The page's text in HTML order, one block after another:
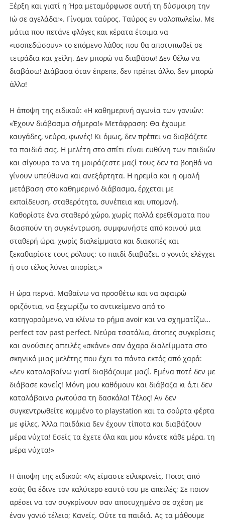
Ξέρξη και γιατί η Ήρα μεταμόρφωσε αυτή τη δύσμοιρη την
Ιώ σε αγελάδα;». Γίνομαι ταύρος. Ταύρος εν υαλοπωλείω. Με
μάτια που πετάνε φλόγες και κέρατα έτοιμα να
«ισοπεδώσουν» το επόμενο λάθος που θα αποτυπωθεί σε
τετράδια και χείλη. Δεν μπορώ να διαβάσω! Δεν θέλω να
διαβάσω! Διάβασα όταν έπρεπε, δεν πρέπει άλλο, δεν μπορώ
άλλο!
Η άποψη της ειδικού: «Η καθημερινή αγωνία των γονιών:
«Έχουν διάβασμα σήμερα!» Μετάφραση: Θα έχουμε
καυγάδες, νεύρα, φωνές! Κι όμως, δεν πρέπει να διαβάζετε
τα παιδιά σας. Η μελέτη στο σπίτι είναι ευθύνη των παιδιών
και σίγουρα το να τη μοιράζεστε μαζί τους δεν τα βοηθά να
γίνουν υπεύθυνα και ανεξάρτητα. Η ηρεμία και η ομαλή
μετάβαση στο καθημερινό διάβασμα, έρχεται με
εκπαίδευση, σταθερότητα, συνέπεια και υπομονή.
Καθορίστε ένα σταθερό χώρο, χωρίς πολλά ερεθίσματα που
διασπούν τη συγκέντρωση, συμφωνήστε από κοινού μια
σταθερή ώρα, χωρίς διαλείμματα και διακοπές και
ξεκαθαρίστε τους ρόλους: το παιδί διαβάζει, ο γονιός ελέγχει
ή στο τέλος λύνει απορίες.»
Η ώρα περνά. Μαθαίνω να προσθέτω και να αφαιρώ
οριζόντια, να ξεχωρίζω το αντικείμενο από το
κατηγορούμενο, να κλίνω το ρήμα avoir και να σχηματίζω…
perfect τον past perfect. Νεύρα τσατάλια, άτοπες συγκρίσεις
και ανούσιες απειλές «σκάνε» σαν άχαρα διαλείμματα στο
σκηνικό μιας μελέτης που έχει τα πάντα εκτός από χαρά:
«Δεν καταλαβαίνω γιατί διαβάζουμε μαζί. Εμένα ποτέ δεν με
διάβασε κανείς! Μόνη μου καθόμουν και διάβαζα κι ό,τι δεν
καταλάβαινα ρωτούσα τη δασκάλα! Τέλος! Αν δεν
συγκεντρωθείτε κομμένο το playstation και τα σούρτα φέρτα
με φίλες. Άλλα παιδάκια δεν έχουν τίποτα και διαβάζουν
μέρα νύχτα! Εσείς τα έχετε όλα και μου κάνετε κάθε μέρα, τη
μέρα νύχτα!»
Η άποψη της ειδικού: «Ας είμαστε ειλικρινείς. Ποιος από
εσάς θα έδινε τον καλύτερο εαυτό του με απειλές; Σε ποιον
αρέσει να τον συγκρίνουν σαν αποτυχημένο σε σχέση με
έναν γονιό τέλειο; Κανείς. Ούτε τα παιδιά. Ας τα μάθουμε